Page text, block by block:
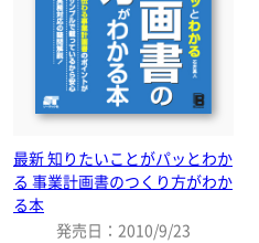
最新 知りたいことがパッとわか
る 事業計画書のつくり方がわか
る本
発売日：2010/9/23